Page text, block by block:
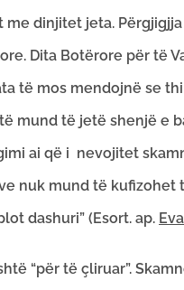
dinjitet jeta.
Dita Botërore për të
të mos mendojnë se
mund të jetë shenjë e
ai që i nevojitet
nuk mund të
dashuri” (Esort. ap.
“për të çliruar”.